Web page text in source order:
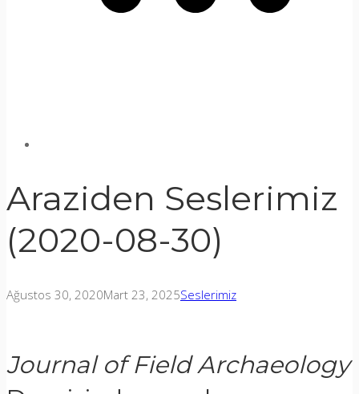
Araziden Seslerimiz
(2020-08-30)
Ağustos 30, 2020Mart 23, 2025Seslerimiz
Journal of Field Archaeology